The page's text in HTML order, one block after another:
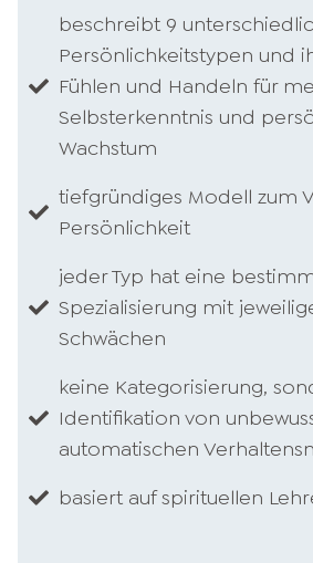
beschreibt 9
Persönlichkeitstypen und
Fühlen und Handeln für
Selbsterkenntnis und
Wachstum
tiefgründiges Modell zum
Persönlichkeit
jeder Typ hat eine
Spezialisierung mit
Schwächen
keine Kategorisierung,
Identifikation von
automatischen
basiert auf spirituellen